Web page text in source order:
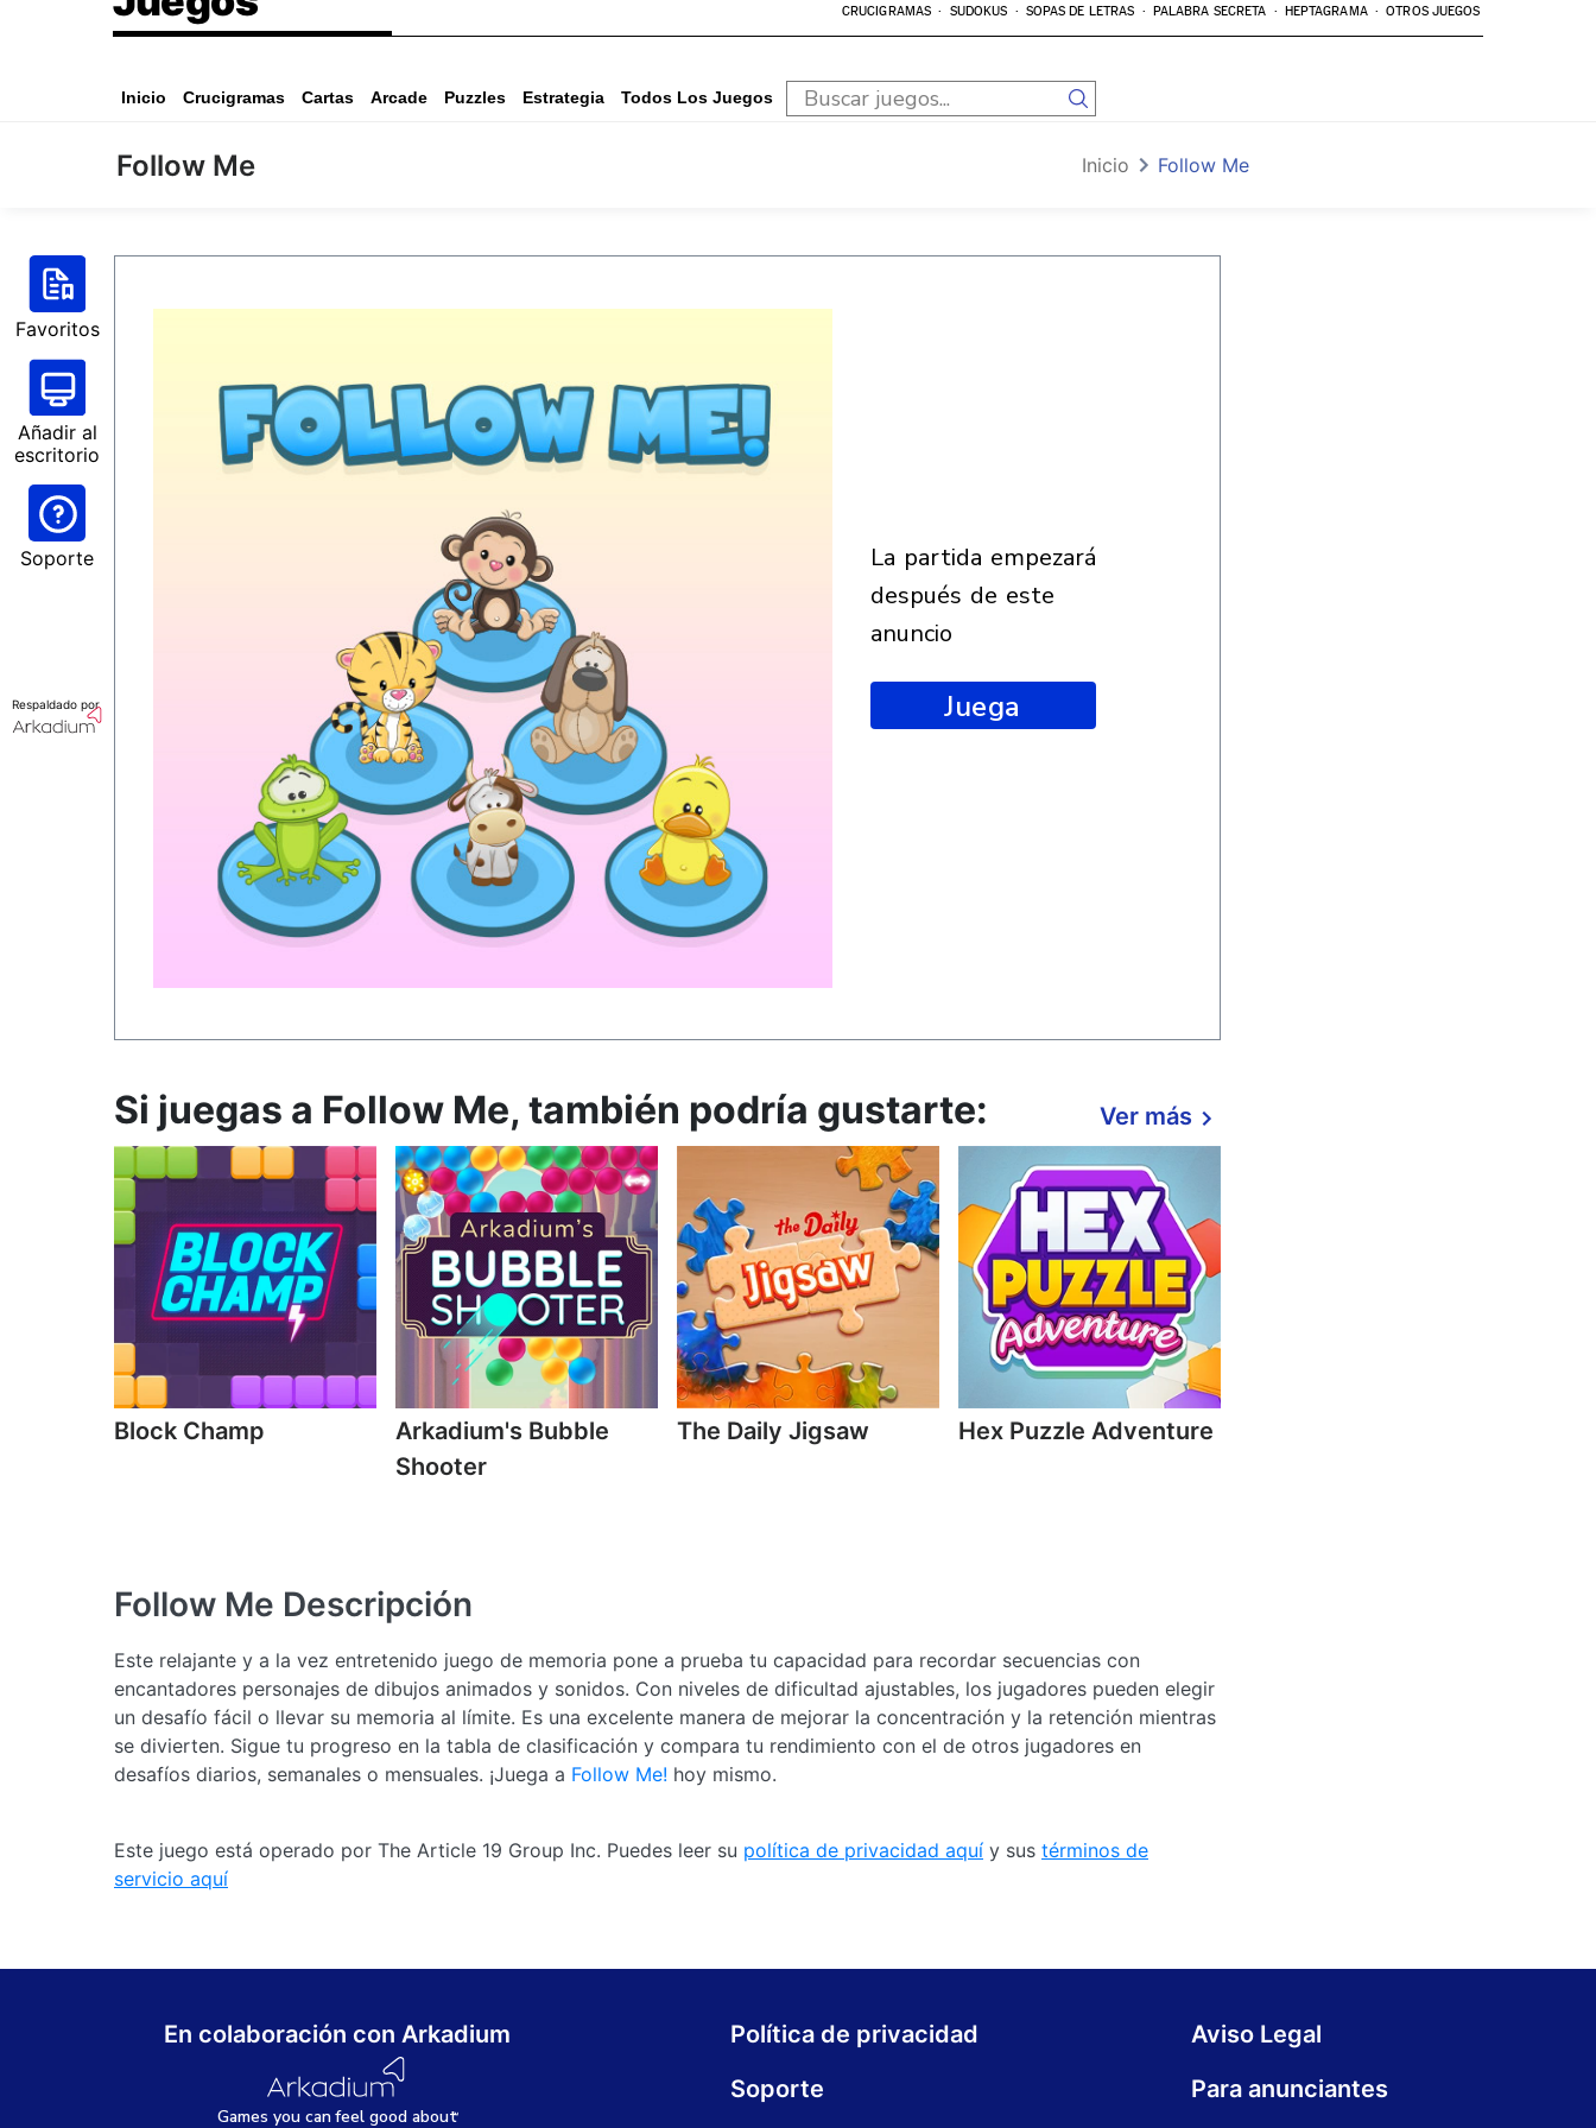
CRUCIGRAMAS SUDOKUS SOPAS DE LETRAS PALABRA SECRETA HEPTAGRAMA OTROS JUEGOS
Inicio Crucigramas Cartas Arcade Puzzles Estrategia Todos Los Juegos
Follow Me Inicio Follow Me
Favoritos
Añadir al
escritorio
Soporte
Respaldado por
la partida empezará
después de este
anuncio
Juega
Si juegas a Follow Me, también podría gustarte: Ver más
Block Champ
Arkadium's Bubble
Shooter
The Daily Jigsaw Hex Puzzle Adventure
Follow Me Descripción
Este relajante y a la vez entretenido juego de memoria pone a prueba tu capacidad para recordar secuencias con
encantadores personajes de dibujos animados y sonidos. Con niveles de dificultad ajustables, los jugadores pueden elegir
un desafío fácil o llevar su memoria al límite. Es una excelente manera de mejorar la concentración y la retención mientras
se divierten. Sigue tu progreso en la tabla de clasificación y compara tu rendimiento con el de otros jugadores en
desafíos diarios, semanales o mensuales. ¡Juega a Follow Me! hoy mismo.
Este juego está operado por The Article 19 Group Inc. Puedes leer su política de privacidad aquí y sus términos de
servicio aquí
En colaboración con Arkadium
Games you canfeel good about
Política de privacidad
Aviso Legal
Soporte
Para anunciantes